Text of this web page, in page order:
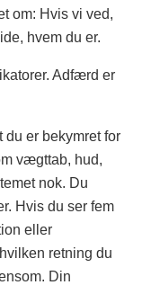
om: Hvis vi ved,
hvem du er.
Adfærd er
er bekymret for
vægttab, hud,
nok. Du
Hvis du ser fem
eller
retning du
Din